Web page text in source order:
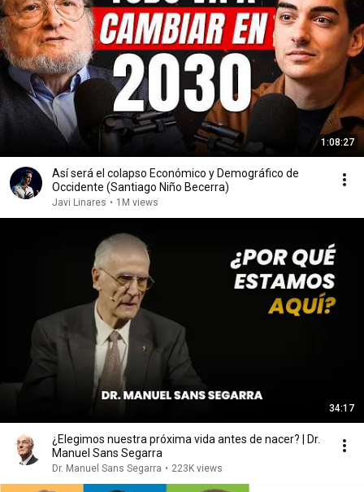
1:08:27
Así será el colapso Económico y Demográfico de
Occidente (Santiago Niño Becerra)
Javi Linares • 1M views
34:17
¿Elegimos nuestra próxima vida antes de nacer? | Dr.
Manuel Sans Segarra
Dr. Manuel Sans Segarra • 223K views